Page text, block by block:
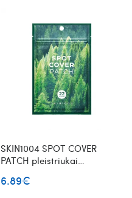
SKIN1004 SPOT COVER
PATCH pleistriukai
6.89€